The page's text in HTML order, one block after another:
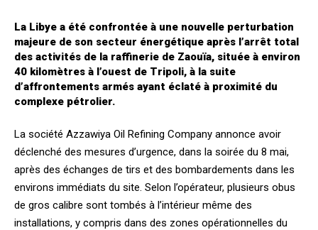
La Libye a été confrontée à une nouvelle perturbation
majeure de son secteur énergétique après l’arrêt total
des activités de la raffinerie de Zaouïa, située à environ
40 kilomètres à l’ouest de Tripoli, à la suite
d’affrontements armés ayant éclaté à proximité du
complexe pétrolier.
La société Azzawiya Oil Refining Company annonce avoir
déclenché des mesures d’urgence, dans la soirée du 8 mai,
après des échanges de tirs et des bombardements dans les
environs immédiats du site. Selon l’opérateur, plusieurs obus
de gros calibre sont tombés à l’intérieur même des
installations, y compris dans des zones opérationnelles du